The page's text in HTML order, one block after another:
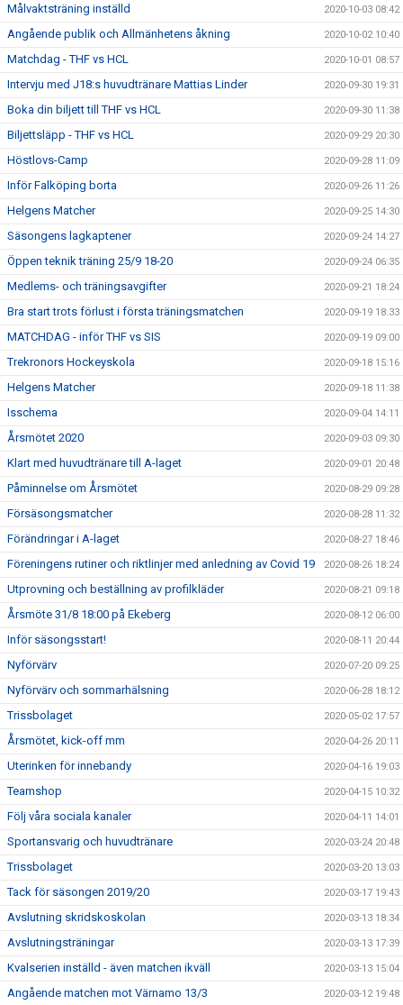
Målvaktsträning inställd 2020-10-03 08:42
Angående publik och Allmänhetens åkning 2020-10-02 10:40
Matchdag - THF vs HCL 2020-10-01 08:57
Intervju med J18:s huvudtränare Mattias Linder 2020-09-30 19:31
Boka din biljett till THF vs HCL 2020-09-30 11:38
Biljettsläpp - THF vs HCL 2020-09-29 20:30
Höstlovs-Camp 2020-09-28 11:09
Inför Falköping borta 2020-09-26 11:26
Helgens Matcher 2020-09-25 14:30
Säsongens lagkaptener 2020-09-24 14:27
Öppen teknik träning 25/9 18-20 2020-09-24 06:35
Medlems- och träningsavgifter 2020-09-21 18:24
Bra start trots förlust i första träningsmatchen 2020-09-19 18:33
MATCHDAG - inför THF vs SIS 2020-09-19 09:00
Trekronors Hockeyskola 2020-09-18 15:16
Helgens Matcher 2020-09-18 11:38
Isschema 2020-09-04 14:11
Årsmötet 2020 2020-09-03 09:30
Klart med huvudtränare till A-laget 2020-09-01 20:48
Påminnelse om Årsmötet 2020-08-29 09:28
Försäsongsmatcher 2020-08-28 11:32
Förändringar i A-laget 2020-08-27 18:46
Föreningens rutiner och riktlinjer med anledning av Covid 19 2020-08-26 18:24
Utprovning och beställning av profilkläder 2020-08-21 09:18
Årsmöte 31/8 18:00 på Ekeberg 2020-08-12 06:00
Inför säsongsstart! 2020-08-11 20:44
Nyförvärv 2020-07-20 09:25
Nyförvärv och sommarhälsning 2020-06-28 18:12
Trissbolaget 2020-05-02 17:57
Årsmötet, kick-off mm 2020-04-26 20:11
Uterinken för innebandy 2020-04-16 19:03
Teamshop 2020-04-15 10:32
Följ våra sociala kanaler 2020-04-11 14:01
Sportansvarig och huvudtränare 2020-03-24 20:48
Trissbolaget 2020-03-20 13:03
Tack för säsongen 2019/20 2020-03-17 19:43
Avslutning skridskoskolan 2020-03-13 18:34
Avslutningsträningar 2020-03-13 17:39
Kvalserien inställd - även matchen ikväll 2020-03-13 15:04
Angående matchen mot Värnamo 13/3 2020-03-12 19:48